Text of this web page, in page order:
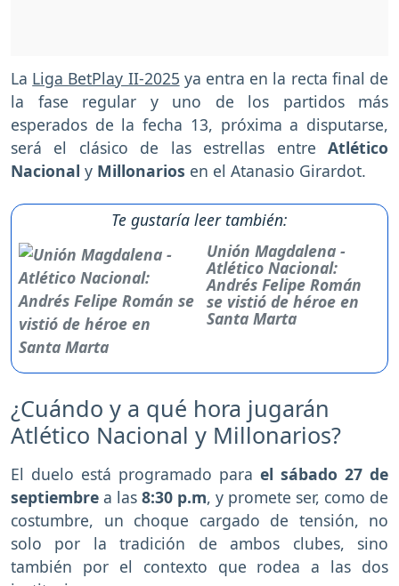
La Liga BetPlay II-2025 ya entra en la recta final de
la fase regular y uno de los partidos más
esperados de la fecha 13, próxima a disputarse,
será el clásico de las estrellas entre Atlético
Nacional y Millonarios en el Atanasio Girardot.
Te gustaría leer también:
Unión Magdalena -
Atlético Nacional:
Andrés Felipe Román
se vistió de héroe en
Santa Marta
¿Cuándo y a qué hora jugarán
Atlético Nacional y Millonarios?
El duelo está programado para el sábado 27 de
septiembre a las 8:30 p.m, y promete ser, como de
costumbre, un choque cargado de tensión, no
solo por la tradición de ambos clubes, sino
también por el contexto que rodea a las dos